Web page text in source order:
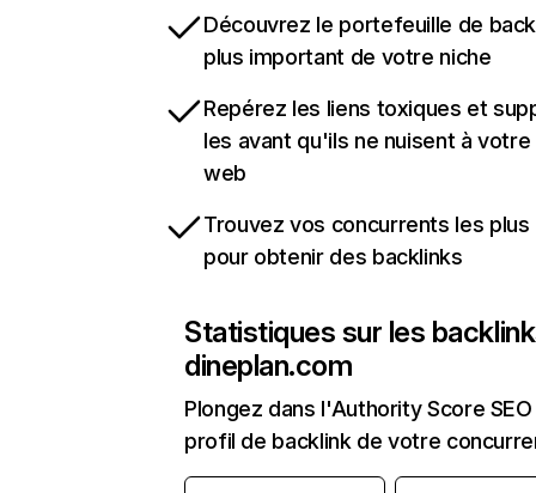
Découvrez le portefeuille de
plus important de votre niche
Repérez les liens toxiques et
les avant qu'ils ne nuisent à
web
Trouvez vos concurrents les
pour obtenir des backlinks
Statistiques sur les
dineplan.com
Plongez dans l'Authority Score
profil de backlink de votre